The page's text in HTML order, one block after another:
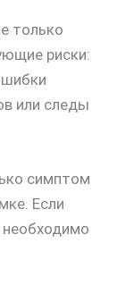
только
риски:
или следы
симптом
Если
необходимо